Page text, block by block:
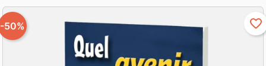
-50% favorite_border